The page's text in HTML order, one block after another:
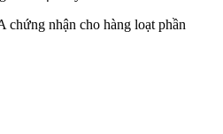
nhận cho hàng loạt phần